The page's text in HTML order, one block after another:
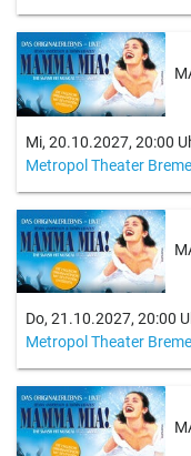
Mi, 20.10.2027, 20:00
Metropol Theater
Do, 21.10.2027, 20:00
Metropol Theater